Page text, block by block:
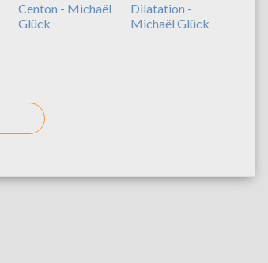
Centon - Michaël
Glück
Dilatation -
Michaël Glück